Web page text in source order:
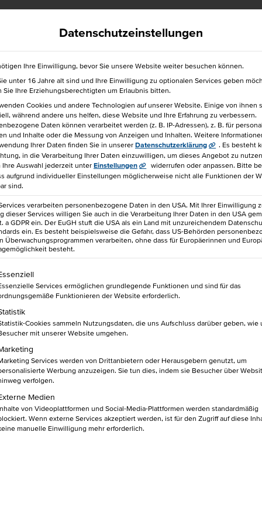
040 36138 777 hkbis@hkbis.de
einen Freund!
ÜBERZEUGEN
€ IHK-Seminar
bewertet.
in den
BLICK
mehr Erfolg
so präsentieren, dass sie nicht nur gesehen, sondern auch
Datenschutzeinstellungen
Ihre Einwilligung, bevor Sie unsere Website weiter besuchen können.
unter 16 Jahre alt sind und Ihre Einwilligung zu optionalen Services geben
Sie Ihre Erziehungsberechtigten um Erlaubnis bitten.
Cookies und andere Technologien auf unserer Website. Einige von ihnen
während andere uns helfen, diese Website und Ihre Erfahrung zu verbessern.
Daten können verarbeitet werden (z. B. IP-Adressen), z. B. für
und Inhalte oder die Messung von Anzeigen und Inhalten. Weitere
Ihrer Daten finden Sie in unserer Datenschutzerklärung . Es besteht
in die Verarbeitung Ihrer Daten einzuwilligen, um dieses Angebot zu
Ihre Auswahl jederzeit unter Einstellungen widerrufen oder anpassen. Bitte
aufgrund individueller Einstellungen möglicherweise nicht alle Funktionen der
sind.
verarbeiten personenbezogene Daten in den USA. Mit Ihrer Einwilligung
dieser Services willigen Sie auch in die Verarbeitung Ihrer Daten in den USA
a GDPR ein. Der EuGH stuft die USA als ein Land mit unzureichendem
ein. Es besteht beispielsweise die Gefahr, dass US-Behörden
Überwachungsprogrammen verarbeiten, ohne dass für Europäerinnen und
besteht.
eine Liste der Service-Gruppen, für die eine Einwilligung
Services ermöglichen grundlegende Funktionen und sind für das
Funktionieren der Website erforderlich.
Cookies sammeln Nutzungsdaten, die uns Aufschluss darüber geben, wie
mit unserer Website umgehen.
Services werden von Drittanbietern oder Herausgebern genutzt, um
Werbung anzuzeigen. Sie tun dies, indem sie Besucher über
verfolgen.
Medien
von Videoplattformen und Social-Media-Plattformen werden standardmäßig
Wenn externe Services akzeptiert werden, ist für den Zugriff auf diese
manuelle Einwilligung mehr erforderlich.